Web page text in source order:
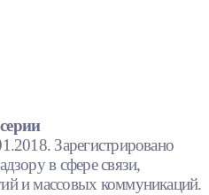
Зарегистрировано
в сфере связи,
и массовых коммуникаций.